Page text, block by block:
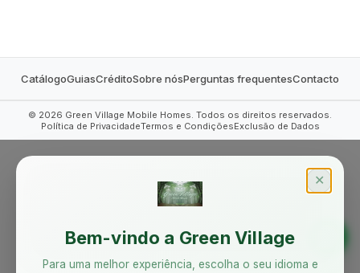
CatálogoGuiasCréditoSobre nósPerguntas frequentesContacto
© 2026 Green Village Mobile Homes. Todos os direitos reservados.
Política de PrivacidadeTermos e CondiçõesExclusão de Dados
✕
Bem-vindo a Green Village
Para uma melhor experiência, escolha o seu idioma e